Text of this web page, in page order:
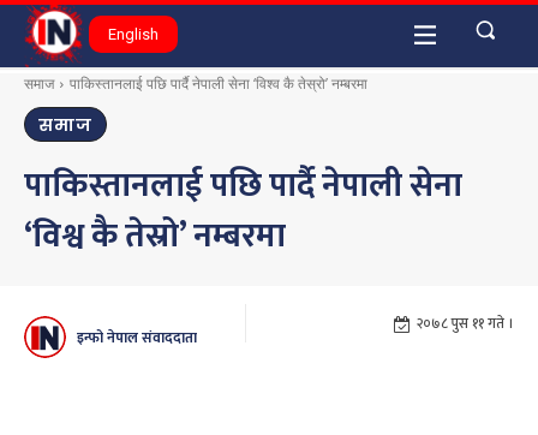
English
समाज पाकिस्तानलाई पछि पार्दै नेपाली सेना ‘विश्व कै तेस्रो’ नम्बरमा
समाज
पाकिस्तानलाई पछि पार्दै नेपाली सेना
‘विश्व कै तेस्रो’ नम्बरमा
इन्फो नेपाल संवाददाता
२०७८ पुस ११ गते ।